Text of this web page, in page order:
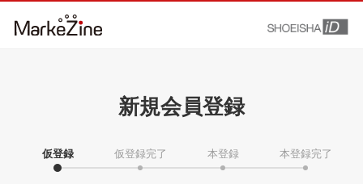
新規会員登録
仮登録 仮登録完了 本登録 本登録完了